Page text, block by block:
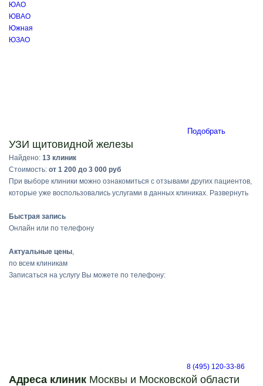
ЮАО
ЮВАО
Южная
ЮЗАО
Подобрать
УЗИ щитовидной железы
Найдено: 13 клиник
Стоимость: от 1 200 до 3 000 руб
При выборе клиники можно ознакомиться с отзывами других пациентов,
которые уже воспользовались услугами в данных клиниках. Развернуть
Быстрая запись
Онлайн или по телефону
Актуальные цены,
по всем клиникам
Записаться на услугу Вы можете по телефону:
8 (495) 120-33-86
Адреса клиник Москвы и Московской области